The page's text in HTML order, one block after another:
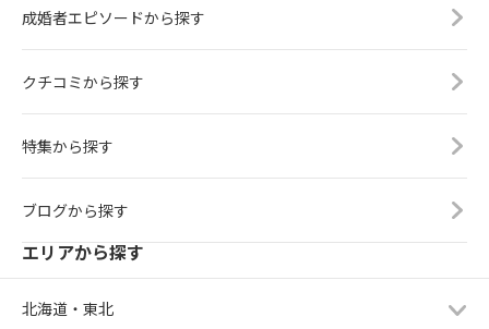
成婚者エピソードから探す
クチコミから探す
特集から探す
ブログから探す
エリアから探す
北海道・東北